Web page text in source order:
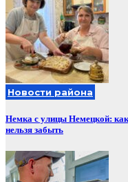
Новости района
Немка с улицы Немецкой: как
нельзя забыть